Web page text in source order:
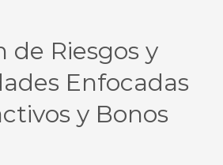
de Riesgos y
Enfocadas
y Bonos